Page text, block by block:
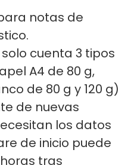
notas de
cuenta 3 tipos
A4 de 80 g,
de 80 g y 120 g)
de nuevas
los datos
de inicio puede
tras